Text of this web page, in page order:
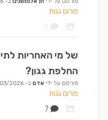
פורום גגות
0
של מי האחריות
החלפת גגון?
פורסם על ידי אדם ב- 2026
פורום גגות
7